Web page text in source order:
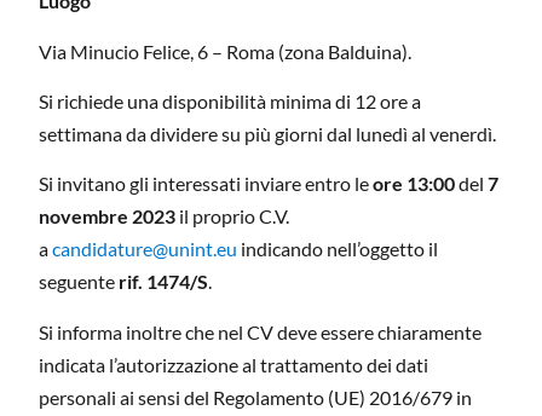
Via Minucio Felice, 6 – Roma (zona Balduina).
Si richiede una disponibilità minima di 12 ore a
settimana da dividere su più giorni dal lunedì al venerdì.
Si invitano gli interessati inviare entro leore 13:00del 7
novembre 2023 il proprio C.V.
acandidature@unint.eu indicando nell’oggetto il
seguente rif. 1474/S.
Si informa inoltre che nel CV deve essere chiaramente
indicata l’autorizzazione al trattamento dei dati
personali ai sensi del Regolamento (UE) 2016/679 in